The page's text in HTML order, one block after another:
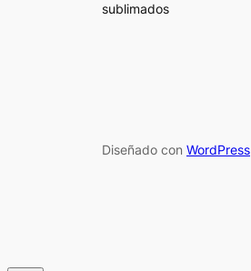
sublimados
Diseñado con WordPress